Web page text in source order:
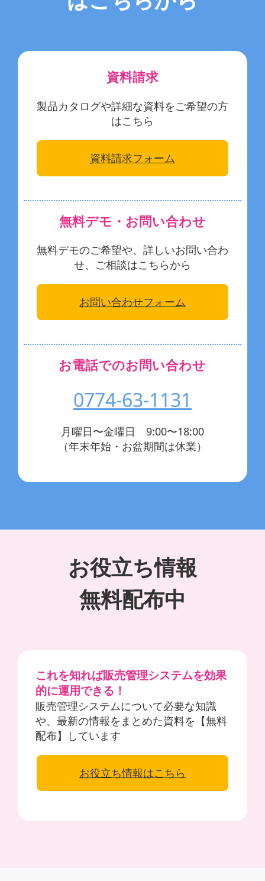
資料請求
製品カタログや詳細な資料をご希望の方
はこちら
資料請求フォーム
無料デモ・お問い合わせ
無料デモのご希望や、詳しいお問い合わ
せ、ご相談はこちらから
お問い合わせフォーム
お電話でのお問い合わせ
0774-63-1131
月曜日〜金曜日 9:00〜18:00
（年末年始・お盆期間は休業）
お役立ち情報
無料配布中
これを知れば販売管理システムを効果
的に運用できる！
販売管理システムについて必要な知識
や、最新の情報をまとめた資料を【無料
配布】しています
お役立ち情報はこちら